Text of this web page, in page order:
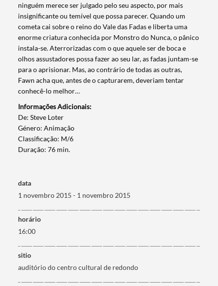
ninguém merece ser julgado pelo seu aspecto, por mais
insignificante ou temível que possa parecer. Quando um
cometa cai sobre o reino do Vale das Fadas e liberta uma
enorme criatura conhecida por Monstro do Nunca, o pânico
instala-se. Aterrorizadas com o que aquele ser de boca e
olhos assustadores possa fazer ao seu lar, as fadas juntam-se
para o aprisionar. Mas, ao contrário de todas as outras,
Fawn acha que, antes de o capturarem, deveriam tentar
conhecê-lo melhor…
Informações Adicionais:
​De: Steve Loter
Género: Animação
Classificação: M/6
Duração: 76 min.
data
1 novembro 2015 - 1 novembro 2015
horário
16:00
sitio
auditório do centro cultural de redondo